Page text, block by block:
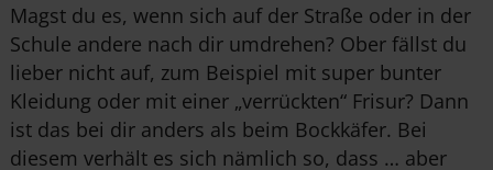
Magst du es, wenn sich auf der Straße oder in der
Schule andere nach dir umdrehen? Ober fällst du
lieber nicht auf, zum Beispiel mit super bunter
Kleidung oder mit einer „verrückten“ Frisur? Dann
ist das bei dir anders als beim Bockkäfer. Bei
diesem verhält es sich nämlich so, dass … aber